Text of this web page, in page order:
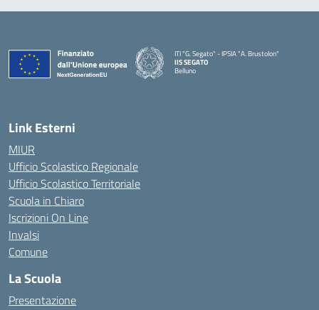
ITI "G. Segato" - IPSIA "A. Brustolon"
IIS SEGATO
Belluno
Link Esterni
MIUR
Ufficio Scolastico Regionale
Ufficio Scolastico Territoriale
Scuola in Chiaro
Iscrizioni On Line
Invalsi
Comune
La Scuola
Presentazione